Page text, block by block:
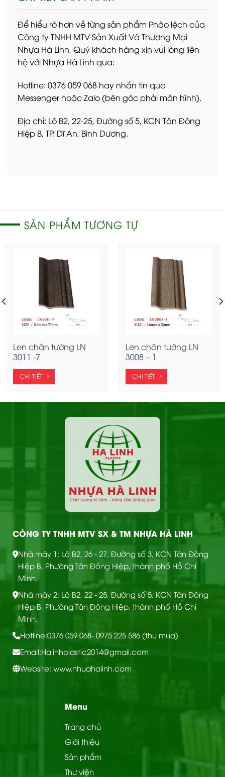
Để hiểu rõ hơn về từng sản phẩm Phào lệch của
Công ty TNHH MTV Sản Xuất Và Thương Mại
Nhựa Hà Linh, Quý khách hàng xin vui lòng liên
hệ với Nhựa Hà Linh qua:
Hotline: 0376 059 068 hay nhắn tin qua
Messenger hoặc Zalo (bên góc phải màn hình).
Địa chỉ: Lô B2, 22-25, Đường số 5, KCN Tân Đông
Hiệp B, TP. Dĩ An, Bình Dương.
SẢN PHẨM TƯƠNG TỰ
Len chân tường LN
3011 -7
CHI TIẾT
Len chân tường LN
3008 – 1
CHI TIẾT
CÔNG TY TNHH MTV SX & TM NHỰA HÀ LINH
Nhà máy 1: Lô B2, 26 - 27, Đường số 3, KCN Tân Đông
Hiệp B, Phường Tân Đông Hiệp, thành phố Hồ Chí
Minh.
Nhà máy 2: Lô B2, 22 - 25, Đường số 5, KCN Tân Đông
Hiệp B, Phường Tân Đông Hiệp, thành phố Hồ Chí
Minh.
Hotline:0376 059 068- 0975 225 586 (thu mua)
Email:Halinhplastic2014@gmail.com
Website: www.nhuahalinh.com
Menu
Trang chủ
Giới thiệu
Sản phẩm
Thư viện